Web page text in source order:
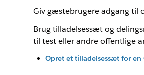
Giv gæstebrugere adgang til
Brug tilladelsessæt og
til test eller andre offentlige
Opret et tilladelsessæt for